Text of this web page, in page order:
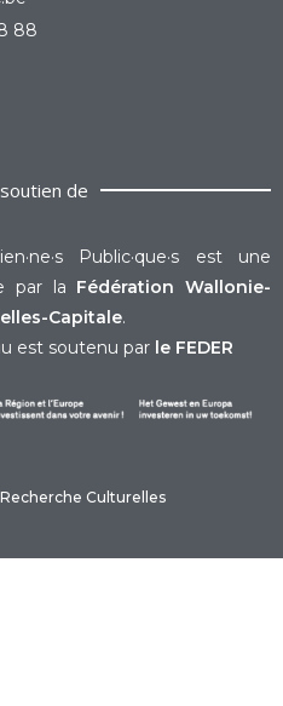
88
de
Public·que·s est une
par la Fédération Wallonie-
Capitale.
est soutenu par le FEDER
Culturelles